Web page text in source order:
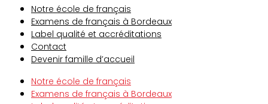
Notre école de français
Examens de français à Bordeaux
Label qualité et accréditations
Contact
Devenir famille d’accueil
Notre école de français
Examens de français à Bordeaux